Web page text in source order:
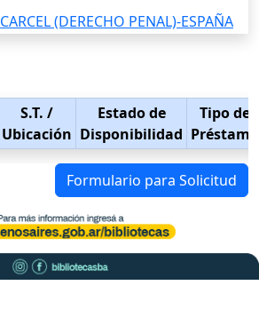
CARCEL (DERECHO PENAL)-ESPAÑA
S.T. /
Ubicación
Estado de
Disponibilidad
Tipo de
Préstamo
Formulario para Solicitud